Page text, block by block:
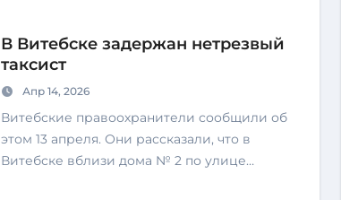
В Витебске задержан нетрезвый
таксист
Апр 14, 2026
Витебские правоохранители сообщили об
этом 13 апреля. Они рассказали, что в
Витебске вблизи дома № 2 по улице…